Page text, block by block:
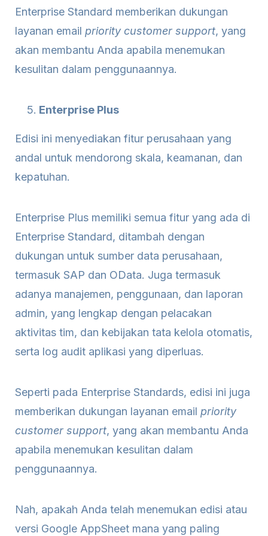
Enterprise Standard memberikan dukungan
layanan email priority customer support, yang
akan membantu Anda apabila menemukan
kesulitan dalam penggunaannya.
Enterprise Plus
Edisi ini menyediakan fitur perusahaan yang
andal untuk mendorong skala, keamanan, dan
kepatuhan.
Enterprise Plus memiliki semua fitur yang ada di
Enterprise Standard, ditambah dengan
dukungan untuk sumber data perusahaan,
termasuk SAP dan OData. Juga termasuk
adanya manajemen, penggunaan, dan laporan
admin, yang lengkap dengan pelacakan
aktivitas tim, dan kebijakan tata kelola otomatis,
serta log audit aplikasi yang diperluas.
Seperti pada Enterprise Standards, edisi ini juga
memberikan dukungan layanan email priority
customer support, yang akan membantu Anda
apabila menemukan kesulitan dalam
penggunaannya.
Nah, apakah Anda telah menemukan edisi atau
versi Google AppSheet mana yang paling